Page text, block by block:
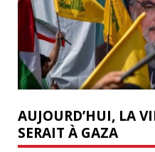
AUJOURD’HUI, LA
SERAIT À GAZA